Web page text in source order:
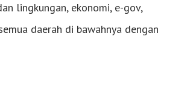
lingkungan, ekonomi, e-gov,
daerah di bawahnya dengan